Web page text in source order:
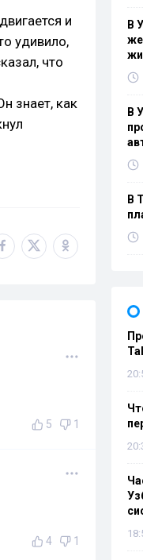
и
удивило,
что
знает, как
5 1
4 1
В
В
В